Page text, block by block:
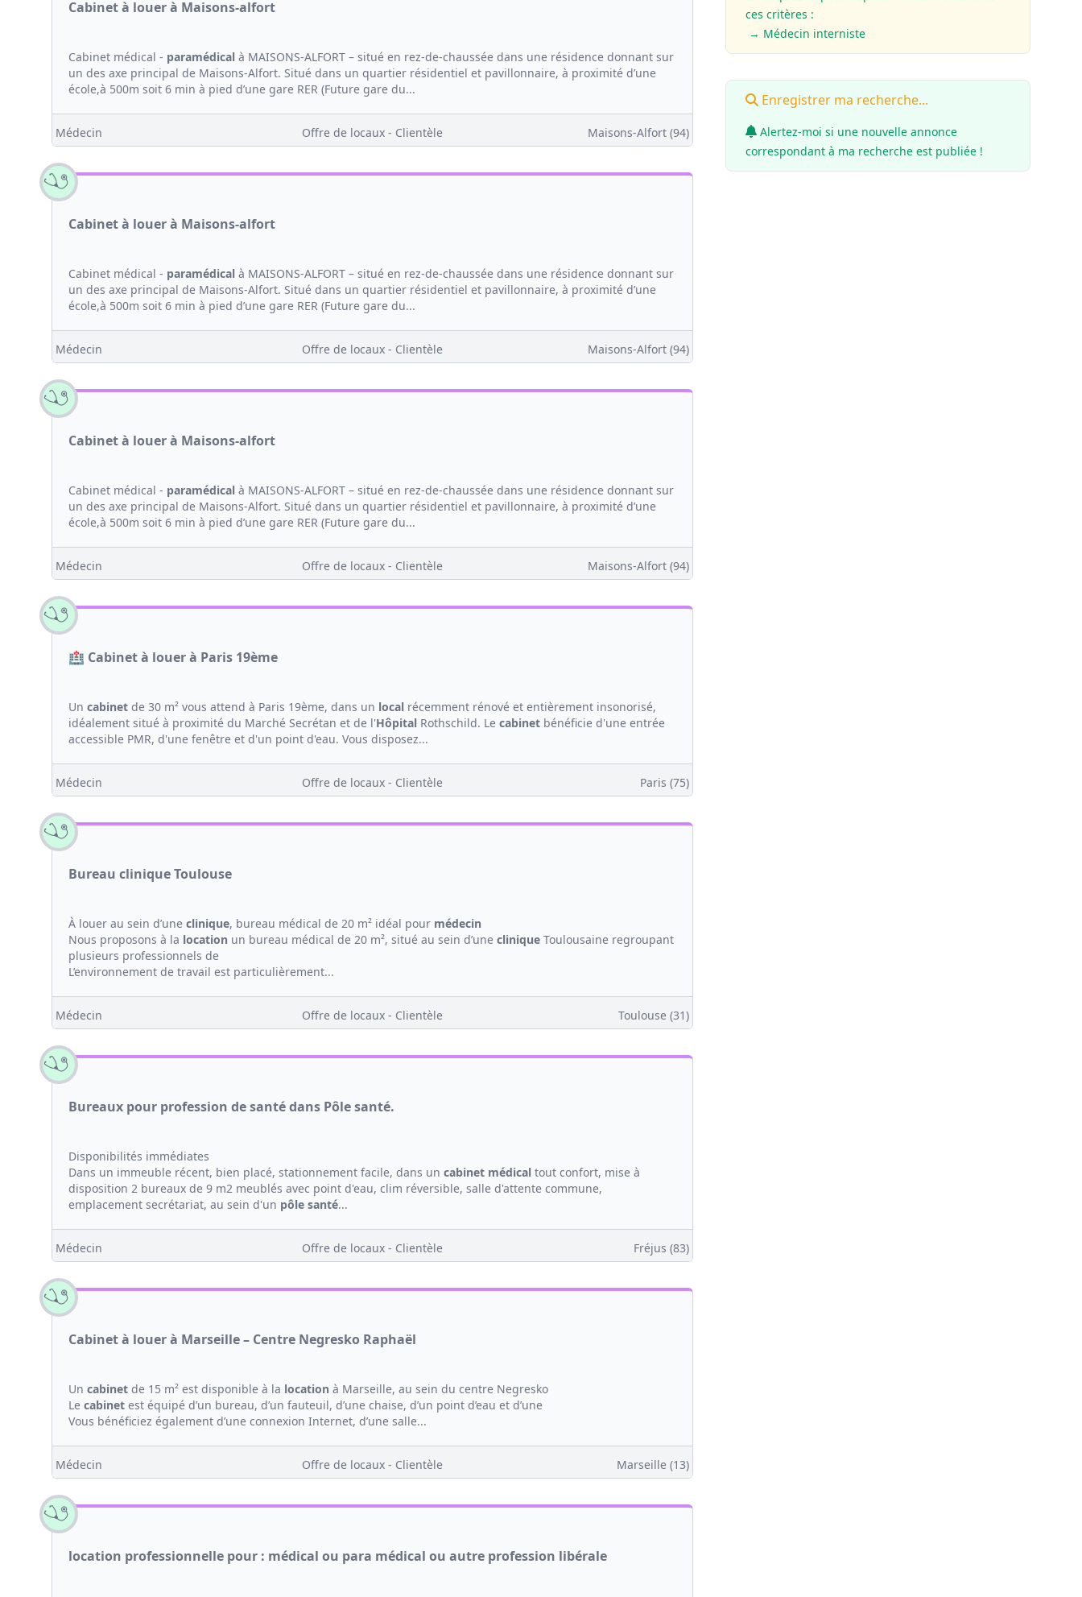
Cabinet à louer à Maisons-alfort
Cabinet médical - paramédical à MAISONS-ALFORT – situé en rez-de-chaussée dans une résidence donnant sur
un des axe principal de Maisons-Alfort. Situé dans un quartier résidentiel et pavillonnaire, à proximité d’une
école,à 500m soit 6 min à pied d’une gare RER (Future gare du...
Médecin Offre de locaux - Clientèle Maisons-Alfort (94)
Cabinet à louer à Maisons-alfort
Cabinet médical - paramédical à MAISONS-ALFORT – situé en rez-de-chaussée dans une résidence donnant sur
un des axe principal de Maisons-Alfort. Situé dans un quartier résidentiel et pavillonnaire, à proximité d’une
école,à 500m soit 6 min à pied d’une gare RER (Future gare du...
Médecin Offre de locaux - Clientèle Maisons-Alfort (94)
Cabinet à louer à Maisons-alfort
Cabinet médical - paramédical à MAISONS-ALFORT – situé en rez-de-chaussée dans une résidence donnant sur
un des axe principal de Maisons-Alfort. Situé dans un quartier résidentiel et pavillonnaire, à proximité d’une
école,à 500m soit 6 min à pied d’une gare RER (Future gare du...
Médecin Offre de locaux - Clientèle Maisons-Alfort (94)
🏥 Cabinet à louer à Paris 19ème
Un cabinet de 30 m² vous attend à Paris 19ème, dans un local récemment rénové et entièrement insonorisé,
idéalement situé à proximité du Marché Secrétan et de l'Hôpital Rothschild. Le cabinet bénéficie d'une entrée
accessible PMR, d'une fenêtre et d'un point d'eau. Vous disposez...
Médecin Offre de locaux - Clientèle Paris (75)
Bureau clinique Toulouse
À louer au sein d’une clinique, bureau médical de 20 m² idéal pour médecin
Nous proposons à la location un bureau médical de 20 m², situé au sein d’une clinique Toulousaine regroupant
plusieurs professionnels de
L’environnement de travail est particulièrement...
Médecin Offre de locaux - Clientèle Toulouse (31)
Bureaux pour profession de santé dans Pôle santé.
Disponibilités immédiates
Dans un immeuble récent, bien placé, stationnement facile, dans un cabinet médical tout confort, mise à
disposition 2 bureaux de 9 m2 meublés avec point d'eau, clim réversible, salle d'attente commune,
emplacement secrétariat, au sein d'un pôle santé...
Médecin Offre de locaux - Clientèle Fréjus (83)
Cabinet à louer à Marseille – Centre Negresko Raphaël
Un cabinet de 15 m² est disponible à la location à Marseille, au sein du centre Negresko
Le cabinet est équipé d’un bureau, d’un fauteuil, d’une chaise, d’un point d’eau et d’une
Vous bénéficiez également d’une connexion Internet, d’une salle...
Médecin Offre de locaux - Clientèle Marseille (13)
location professionnelle pour : médical ou para médical ou autre profession libérale
ces critères :
→ Médecin interniste
Enregistrer ma recherche...
Alertez-moi si une nouvelle annonce
correspondant à ma recherche est publiée !